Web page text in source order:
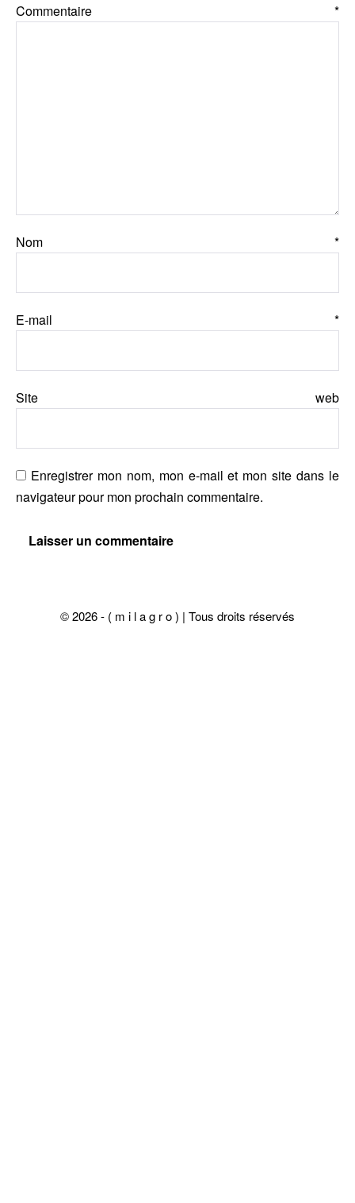
Commentaire *
Nom *
E-mail *
Site web
Enregistrer mon nom, mon e-mail et mon site dans le
navigateur pour mon prochain commentaire.
© 2026 - ( m i l a g r o ) | Tous droits réservés